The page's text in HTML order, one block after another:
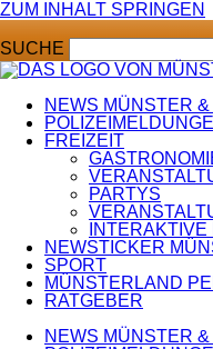
ZUM INHALT SPRINGEN
SUCHE
NEWS MÜNSTER &
FREIZEIT
PARTYS
NEWSTICKER
SPORT
MÜNSTERLAND
RATGEBER
NEWS MÜNSTER &